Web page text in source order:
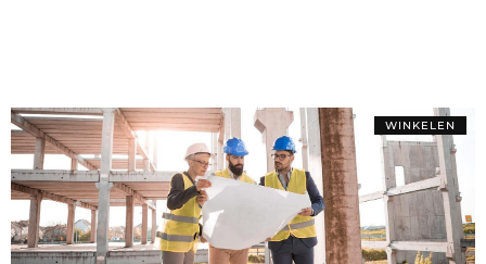
WINKELEN